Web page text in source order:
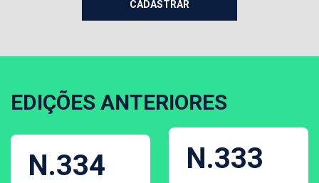
EDIÇÕES ANTERIORES
N.334 N.333